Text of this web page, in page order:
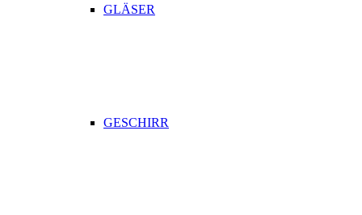
GLÄSER
GESCHIRR